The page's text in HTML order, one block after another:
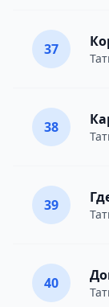
37
38
39
40